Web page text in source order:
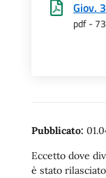
Giov.
pdf -
Pubblicato:
Eccetto dove
è stato